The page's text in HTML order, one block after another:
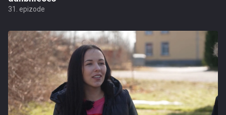
31. epizode